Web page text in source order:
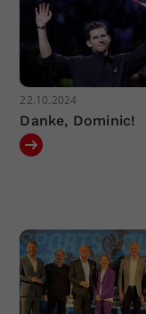
22.10.2024
Danke, Dominic!